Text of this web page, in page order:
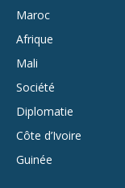
Maroc
Afrique
Mali
Société
Diplomatie
Côte d’Ivoire
Guinée